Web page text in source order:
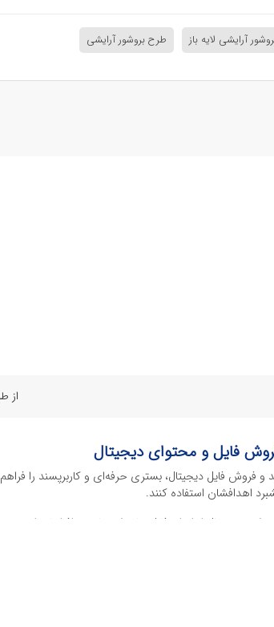
آرایشی لایه باز طرح بروشور آرایشی
از
فایل و محتوای دیجیتال
و فروش فایل دیجیتال، بستری حرفه‌ای و کاربرپسند را
اهدافشان استفاده کنند.
دیجیتال از انواع فایل های لایه باز نرم افراهای ادیت
را تکمیل کنند. در ادامه، به معرفی گوشه‌ای از محصولات
و ارزشمندترین دسته‌بندی‌ها در دنیای دیجیتال هستند که
و آنلاین و طرح‌های لایه باز متنوعی می‌شوند.